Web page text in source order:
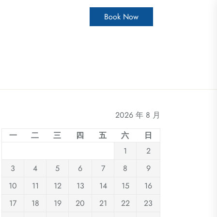
Book Now
2026 年 8 月
一
二 三 四 五 六
日
1
2
3
4 5 6 7 8
9
10
11 12 13 14 15
16
17
18 19 20 21 22
23